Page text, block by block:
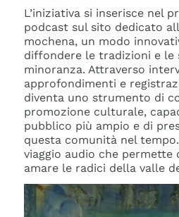
L’iniziativa si inserisce nel
podcast sul sito dedicato
mochena, un modo
diffondere le tradizioni e le
minoranza. Attraverso
approfondimenti e
diventa uno strumento di
promozione culturale,
pubblico più ampio e di
questa comunità nel
viaggio audio che permette
amare le radici della valle